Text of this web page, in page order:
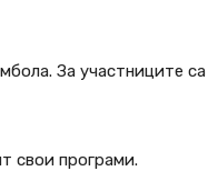
За участниците са
свои програми.